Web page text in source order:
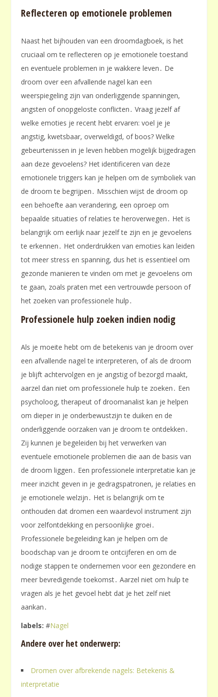
Reflecteren op emotionele problemen
Naast het bijhouden van een droomdagboek, is het
cruciaal om te reflecteren op je emotionele toestand
en eventuele problemen in je wakkere leven․ De
droom over een afvallende nagel kan een
weerspiegeling zijn van onderliggende spanningen,
angsten of onopgeloste conflicten․ Vraag jezelf af
welke emoties je recent hebt ervaren: voel je je
angstig, kwetsbaar, overweldigd, of boos? Welke
gebeurtenissen in je leven hebben mogelijk bijgedragen
aan deze gevoelens? Het identificeren van deze
emotionele triggers kan je helpen om de symboliek van
de droom te begrijpen․ Misschien wijst de droom op
een behoefte aan verandering, een oproep om
bepaalde situaties of relaties te heroverwegen․ Het is
belangrijk om eerlijk naar jezelf te zijn en je gevoelens
te erkennen․ Het onderdrukken van emoties kan leiden
tot meer stress en spanning, dus het is essentieel om
gezonde manieren te vinden om met je gevoelens om
te gaan, zoals praten met een vertrouwde persoon of
het zoeken van professionele hulp․
Professionele hulp zoeken indien nodig
Als je moeite hebt om de betekenis van je droom over
een afvallende nagel te interpreteren, of als de droom
je blijft achtervolgen en je angstig of bezorgd maakt,
aarzel dan niet om professionele hulp te zoeken․ Een
psycholoog, therapeut of droomanalist kan je helpen
om dieper in je onderbewustzijn te duiken en de
onderliggende oorzaken van je droom te ontdekken․
Zij kunnen je begeleiden bij het verwerken van
eventuele emotionele problemen die aan de basis van
de droom liggen․ Een professionele interpretatie kan je
meer inzicht geven in je gedragspatronen, je relaties en
je emotionele welzijn․ Het is belangrijk om te
onthouden dat dromen een waardevol instrument zijn
voor zelfontdekking en persoonlijke groei․
Professionele begeleiding kan je helpen om de
boodschap van je droom te ontcijferen en om de
nodige stappen te ondernemen voor een gezondere en
meer bevredigende toekomst․ Aarzel niet om hulp te
vragen als je het gevoel hebt dat je het zelf niet
aankan․
labels: #Nagel
Andere over het onderwerp:
Dromen over afbrekende nagels: Betekenis &
interpretatie